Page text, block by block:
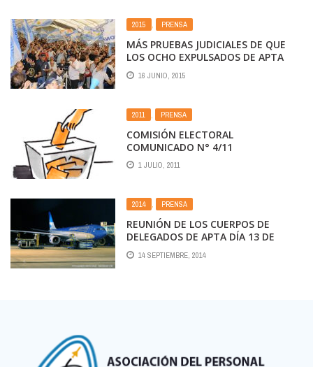
2015 , PRENSA
MÁS PRUEBAS JUDICIALES DE QUE
LOS OCHO EXPULSADOS DE APTA
QUIEREN EL DINERO DE TODOS SUS
AFILIADOS
16 JUNIO, 2015
2011 PRENSA
COMISIÓN ELECTORAL
COMUNICADO N° 4/11
1 JULIO, 2011
2014 , PRENSA
REUNIÓN DE LOS CUERPOS DE
DELEGADOS DE APTA DÍA 13 DE
NOVIEMBRE DE 2014
14 SEPTIEMBRE, 2014